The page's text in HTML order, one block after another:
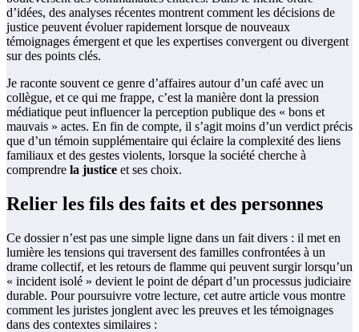
d’idées, des analyses récentes montrent comment les décisions de
justice peuvent évoluer rapidement lorsque de nouveaux
témoignages émergent et que les expertises convergent ou divergent
sur des points clés.
Je raconte souvent ce genre d’affaires autour d’un café avec un
collègue, et ce qui me frappe, c’est la manière dont la pression
médiatique peut influencer la perception publique des « bons et
mauvais » actes. En fin de compte, il s’agit moins d’un verdict précis
que d’un témoin supplémentaire qui éclaire la complexité des liens
familiaux et des gestes violents, lorsque la société cherche à
comprendre la justice et ses choix.
Relier les fils des faits et des personnes
Ce dossier n’est pas une simple ligne dans un fait divers : il met en
lumière les tensions qui traversent des familles confrontées à un
drame collectif, et les retours de flamme qui peuvent surgir lorsqu’un
« incident isolé » devient le point de départ d’un processus judiciaire
durable. Pour poursuivre votre lecture, cet autre article vous montre
comment les juristes jonglent avec les preuves et les témoignages
dans des contextes similaires :